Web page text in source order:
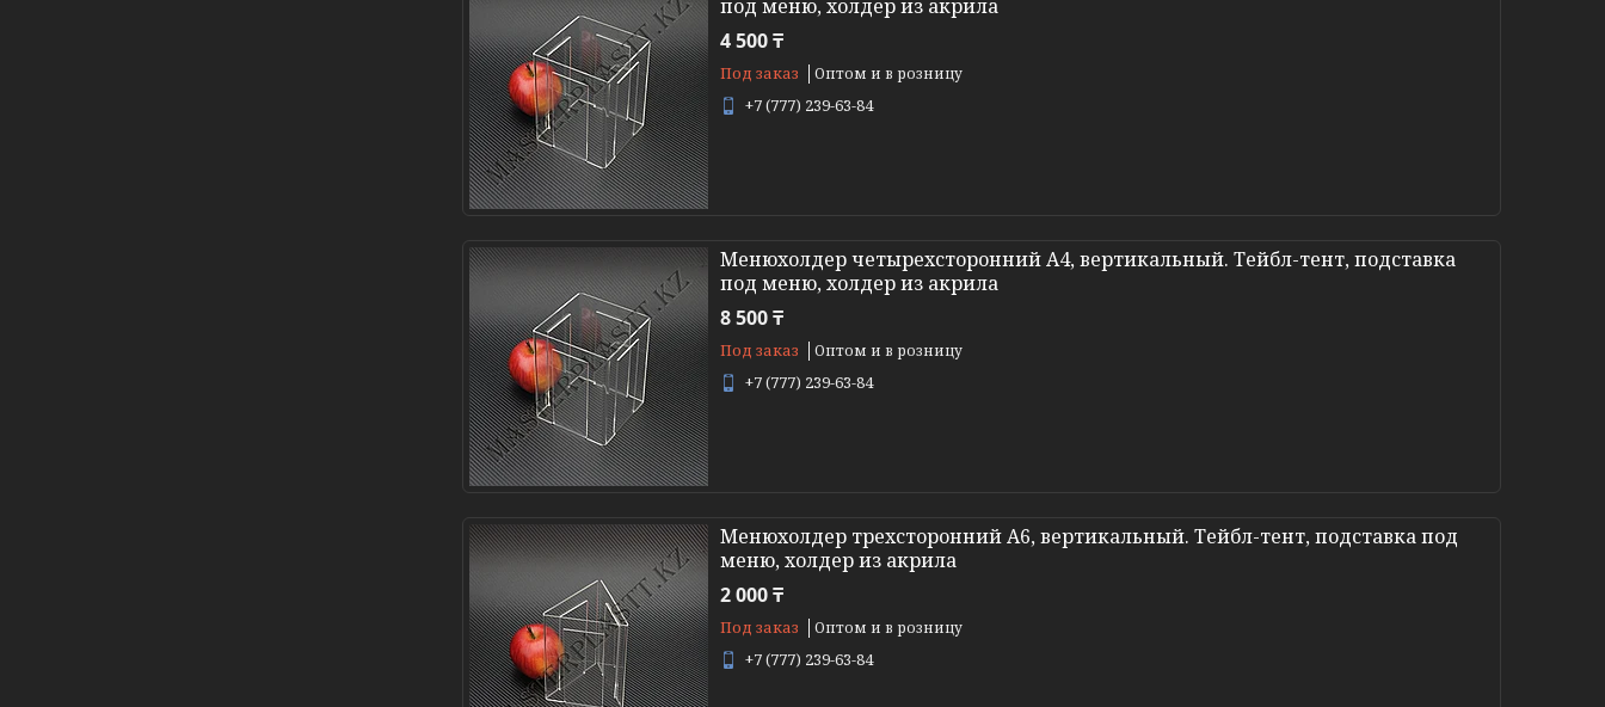
под меню, холдер из акрила
4 500 ₸
Под заказ Оптом и в розницу
+7 (777) 239-63-84
Менюхолдер четырехсторонний А4, вертикальный. Тейбл-тент, подставка
под меню, холдер из акрила
8 500 ₸
Под заказ Оптом и в розницу
+7 (777) 239-63-84
Менюхолдер трехсторонний А6, вертикальный. Тейбл-тент, подставка под
меню, холдер из акрила
2 000 ₸
Под заказ Оптом и в розницу
+7 (777) 239-63-84